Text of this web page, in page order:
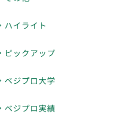
ハイライト
ピックアップ
ベジプロ大学
ベジプロ実績